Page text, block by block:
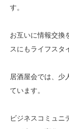
す。
お互いに情報交換
スにもライフスタ
居酒屋会では、少
ています。
ビジネスコミュニ